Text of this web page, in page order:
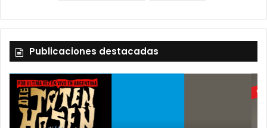
Publicaciones destacadas